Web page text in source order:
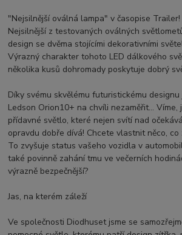
"Nejsilnější oválná lampa" v časopise Trailer!
Nejsilnější z testovaných oválných
design se dvěma stojícími dekorativními
Výrazný charakter tohoto LED dálkového
několika kusů dohromady poskytuje dobrý
Díky svému skvělému futuristickému
Ledson Orion10+ na chvíli nezaměřit...
přídavné světlo, které nejen svítí nad
opravdu dobře dívá! Chcete vlastnit něco,
To zvyšuje status vašeho vozidla v
také povinně zahání tmu ve večerních
výrazně bezpečnější?
Jas, na kterém záleží
Ve společnosti Diodhuset jsme se